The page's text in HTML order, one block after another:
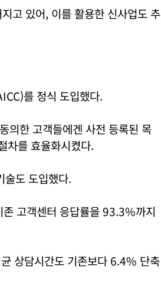
고 있어, 이를 활용한 신사업도 추
를 정식 도입했다.
의한 고객들에겐 사전 등록된 목
차를 효율화시켰다.
술도 도입했다.
고객센터 응답률을 93.3%까지
상담시간도 기존보다 6.4% 단축